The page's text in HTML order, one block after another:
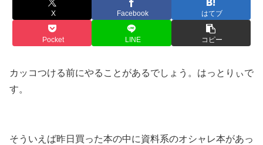
X Facebook はてブ
Pocket LINE コピー
カッコつける前にやることがあるでしょう。はっとりぃで
す。
そういえば昨日買った本の中に資料系のオシャレ本があっ